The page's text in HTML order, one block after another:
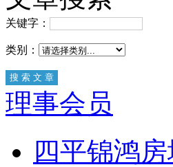
关键字：
类别：
理事会员
四平锦鸿